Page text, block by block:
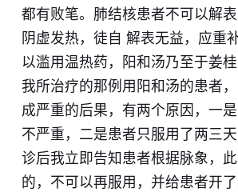
都有败笔。肺结核患者不可以解表
阴虚发热，徒自 解表无益，应重
以滥用温热药，阳和汤乃至于姜桂
我所治疗的那例用阳和汤的患者
成严重的后果，有两个原因，一
不严重，二是患者只服用了两三
诊后我立即告知患者根据脉象，
的，不可以再服用，并给患者开